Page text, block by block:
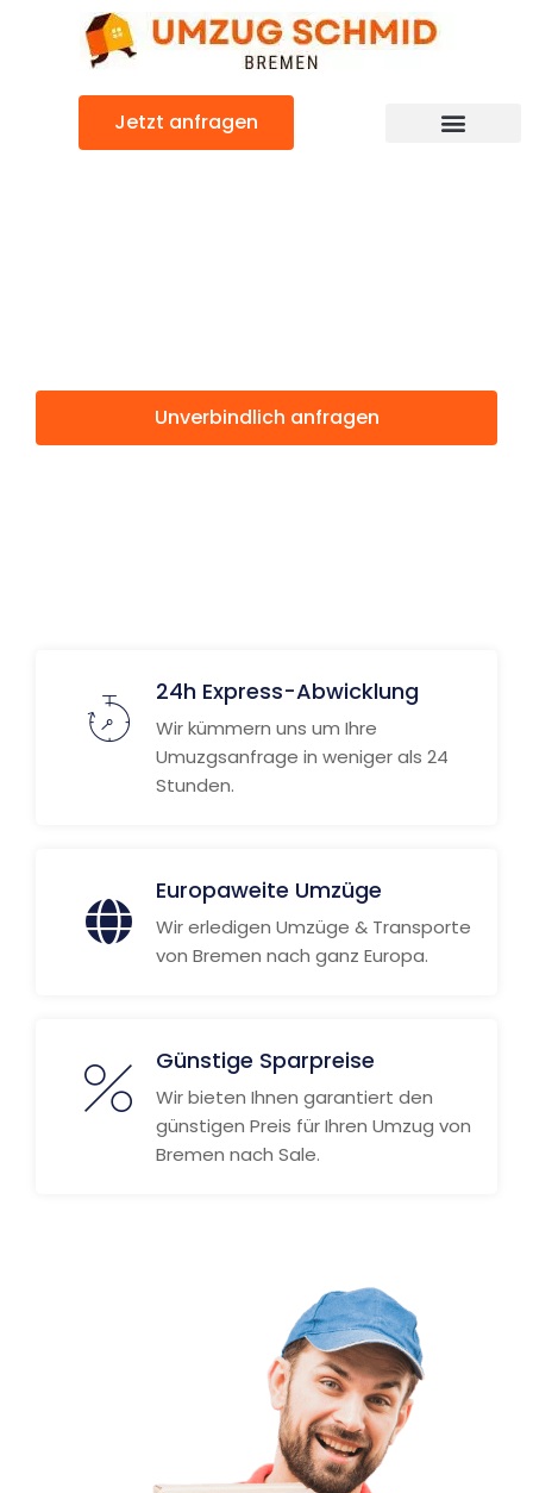
Jetzt anfragen
Unverbindlich anfragen
24h Express-Abwicklung
Wir kümmern uns um Ihre
Umuzgsanfrage in weniger als 24
Stunden.
Europaweite Umzüge
Wir erledigen Umzüge & Transporte
von Bremen nach ganz Europa.
Günstige Sparpreise
Wir bieten Ihnen garantiert den
günstigen Preis für Ihren Umzug von
Bremen nach Sale.